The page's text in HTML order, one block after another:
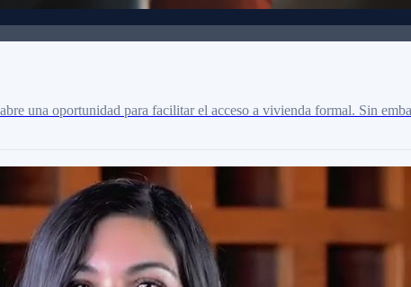
una oportunidad para facilitar el acceso a vivienda formal. Sin